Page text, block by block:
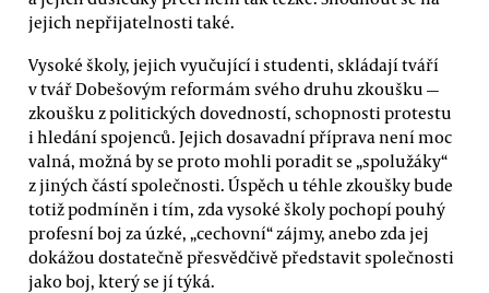
jejich nepřijatelnosti také.
Vysoké školy, jejich vyučující i studenti, skládají tváří
v tvář Dobešovým reformám svého druhu zkoušku —
zkoušku z politických dovedností, schopnosti protestu
i hledání spojenců. Jejich dosavadní příprava není moc
valná, možná by se proto mohli poradit se „spolužáky“
z jiných částí společnosti. Úspěch u téhle zkoušky bude
totiž podmíněn i tím, zda vysoké školy pochopí pouhý
profesní boj za úzké, „cechovní“ zájmy, anebo zda jej
dokážou dostatečně přesvědčivě představit společnosti
jako boj, který se jí týká.